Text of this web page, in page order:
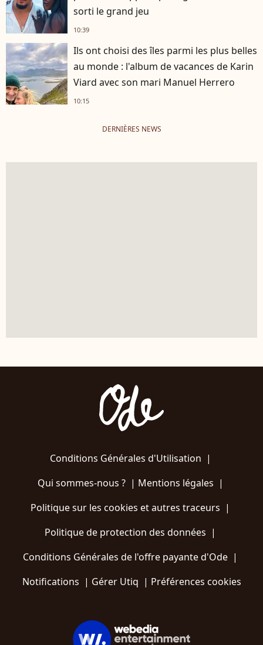
sorti le grand jeu
10:39
Ils ont choisi des îles parmi les plus belles
au monde : l'album de vacances de Karin
Viard avec son mari Manuel Herrero
10:15
DERNIÈRES NEWS
Conditions Générales d'Utilisation |
Qui sommes-nous ?| Mentions légales |
Politique sur les cookies et autres traceurs |
Politique de protection des données |
Conditions Générales de l'offre payante d'Ode |
Notifications | Gérer Utiq | Préférences cookies